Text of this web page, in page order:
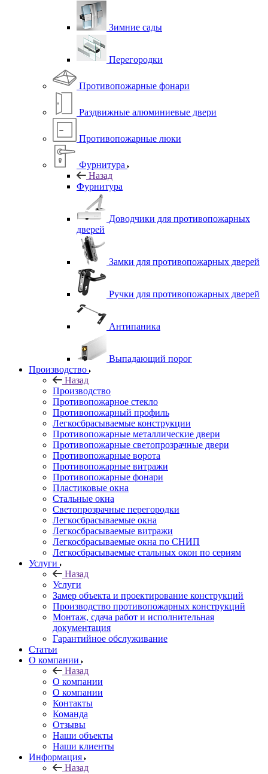
Зимние сады
Перегородки
Противопожарные фонари
Раздвижные алюминиевые двери
Противопожарные люки
Фурнитура
Назад
Фурнитура
Доводчики для противопожарных
дверей
Замки для противопожарных дверей
Ручки для противопожарных дверей
Антипаника
Выпадающий порог
Производство
Назад
Производство
Противопожарное стекло
Противопожарный профиль
Легкосбрасываемые конструкции
Противопожарные металлические двери
Противопожарные светопрозрачные двери
Противопожарные ворота
Противопожарные витражи
Противопожарные фонари
Пластиковые окна
Стальные окна
Светопрозрачные перегородки
Легкосбрасываемые окна
Легкосбрасываемые витражи
Легкосбрасываемые окна по СНИП
Легкосбрасываемые стальных окон по сериям
Услуги
Назад
Услуги
Замер объекта и проектирование конструкций
Производство противопожарных конструкций
Монтаж, сдача работ и исполнительная
документация
Гарантийное обслуживание
Статьи
О компании
Назад
О компании
О компании
Контакты
Команда
Отзывы
Наши объекты
Наши клиенты
Информация
Назад